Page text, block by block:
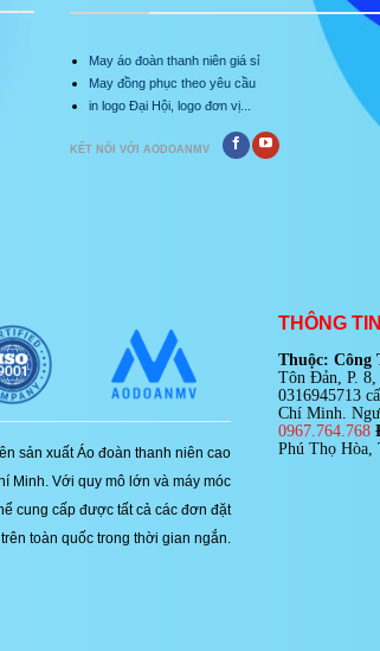
May áo đoàn thanh niên giá sỉ
May đồng phục theo yêu cầu
in logo Đại Hội, logo đơn vị...
KẾT NỐI VỚI AODOANMV
sản xuất Áo đoàn thanh niên cao
Minh. Với quy mô lớn và máy móc
cung cấp được tất cả các đơn đặt
toàn quốc trong thời gian ngắn.
THÔNG
Thuộc: Công
Tôn Đản, P.
0316945713
Chí Minh.
0967.764.768
Phú Thọ Hòa,